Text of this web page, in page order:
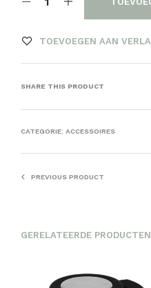
TOEVOEGEN AAN
SHARE THIS PRODUCT
CATEGORIE: ACCESSOIRES
PREVIOUS PRODUCT
GERELATEERDE PRODUCTEN